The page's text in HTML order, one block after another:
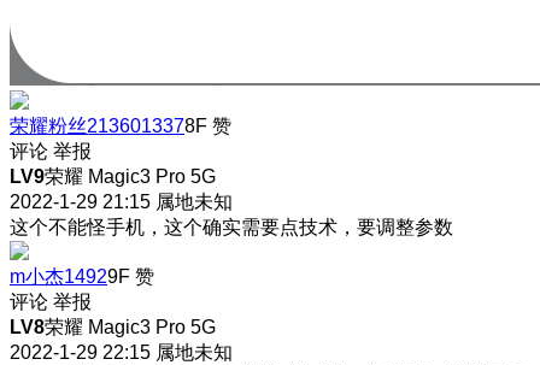
荣耀粉丝2136013378F 赞
评论 举报
LV9荣耀 Magic3 Pro 5G
2022-1-29 21:15 属地未知
这个不能怪手机，这个确实需要点技术，要调整参数
m小杰14929F 赞
评论 举报
LV8荣耀 Magic3 Pro 5G
2022-1-29 22:15 属地未知